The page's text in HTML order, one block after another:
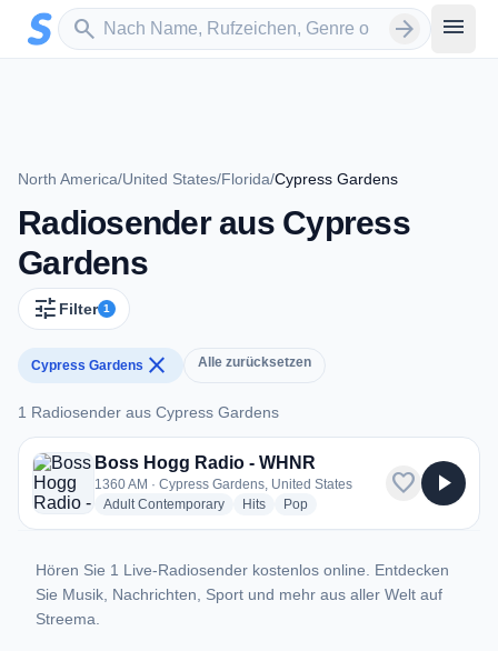
Zum Hauptinhalt springen
search
Sender suchen arrow_forward menu
North America/United States/Florida/Cypress Gardens
Radiosender aus Cypress
Gardens
tune Filter 1
Cypress Gardens close Alle zurücksetzen
1 Radiosender aus Cypress Gardens
1 Radiosender aus Cypress Gardens
Boss Hogg Radio - WHNR
1360 AM · Cypress Gardens, United States
Adult Contemporaryradio stations
Hitsradio stations
Popradio stations
favorite play_arrow
Hören Sie 1 Live-Radiosender kostenlos online. Entdecken
Sie Musik, Nachrichten, Sport und mehr aus aller Welt auf
Streema.